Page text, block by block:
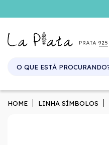
HOME LINHA SÍMBOLOS